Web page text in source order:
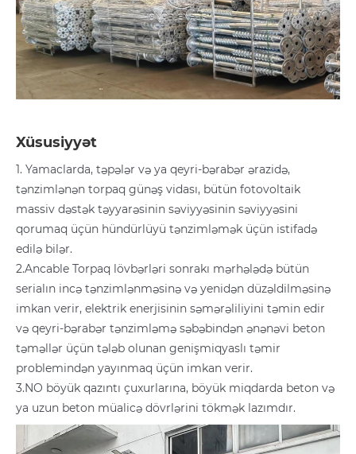
Xüsusiyyət
1. Yamaclarda, təpələr və ya qeyri-bərabər ərazidə,
tənzimlənən torpaq günəş vidası, bütün fotovoltaik
massiv dəstək təyyarəsinin səviyyəsinin səviyyəsini
qorumaq üçün hündürlüyü tənzimləmək üçün istifadə
edilə bilər.
2.Ancable Torpaq lövbərləri sonrakı mərhələdə bütün
serialın incə tənzimlənməsinə və yenidən düzəldilməsinə
imkan verir, elektrik enerjisinin səmərəliliyini təmin edir
və qeyri-bərabər tənzimləmə səbəbindən ənənəvi beton
təməllər üçün tələb olunan genişmiqyaslı təmir
problemindən yayınmaq üçün imkan verir.
3.NO böyük qazıntı çuxurlarına, böyük miqdarda beton və
ya uzun beton müalicə dövrlərini tökmək lazımdır.